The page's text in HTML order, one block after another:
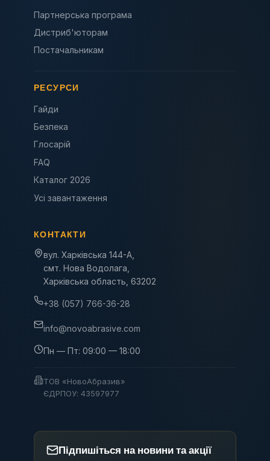
Партнерська програма
Дистриб'юторам
Постачальникам
РЕСУРСИ
Гайди
Безпека
Глосарій
FAQ
Каталог 2026
Усі завантаження
КОНТАКТИ
вул. Харківська 144-А,
смт. Нова Водолага,
Харківська область, 63202
+38 (057) 766-36-28
info@novoabrasive.com
Пн — Пт: 09:00 — 18:00
ТОВ «НовоАбразив»
ЄДРПОУ: 43597977
Підпишіться на новини та акції